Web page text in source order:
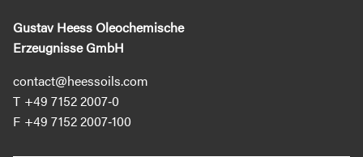
Gustav Heess Oleochemische
Erzeugnisse GmbH
contact@heessoils.com
+49 7152 2007‐0
+49 7152 2007‐100